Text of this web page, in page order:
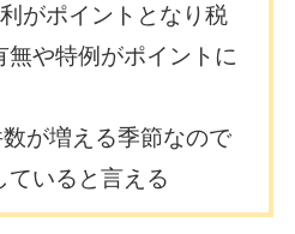
がポイントとなり税
や特例がポイントに
が増える季節なので
ていると言える